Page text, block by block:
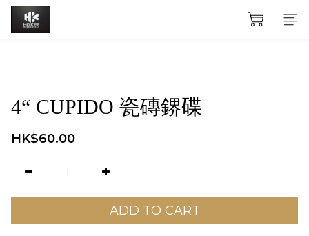
4“ CUPIDO 瓷磚鎅碟
HK$60.00
ADD TO CART